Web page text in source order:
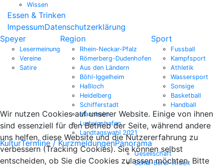
Wissen
Essen & Trinken
ImpessumDatenschutzerklärung
Speyer
Lesermeinung
Vereine
Satire
Region
Rhein-Neckar-Pfalz
Römerberg-Dudenhofen
Aus den Ländern
Böhl-Iggelheim
Haßloch
Heidelberg
Schifferstadt
Mannheim
Ludwigshafen
Landtagswahl 2021
Sport
Fussball
Kampfsport
Athletik
Wassersport
Sonsige
Basketball
Handball
KulturTermine / KurzmeldungenPanorama
Gesellschaft
Schul-Beruf-Arbeit
Wir nutzen Cookies auf unserer Website. Einige von ihnen
sind essenziell für den Betrieb der Seite, während andere
uns helfen, diese Website und die Nutzererfahrung zu
verbessern (Tracking Cookies). Sie können selbst
entscheiden, ob Sie die Cookies zulassen möchten. Bitte